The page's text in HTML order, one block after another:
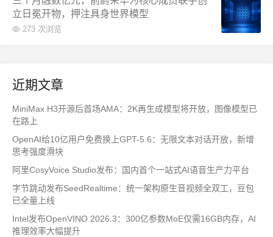
立日冕开物，押注具身世界模型
273 次浏览
近期文章
MiniMax H3开源后首场AMA：2K再生成模型将开放，图像模型已
在路上
OpenAI给10亿用户免费换上GPT-5.6：无限文本对话开放，新增
思考强度滑块
阿里CosyVoice Studio发布：国内首个一站式AI语音生产力平台
字节跳动发布SeedRealtime：统一架构原生音视频全双工，豆包
已全量上线
Intel发布OpenVINO 2026.3：300亿参数MoE仅需16GB内存，AI
推理效率大幅提升